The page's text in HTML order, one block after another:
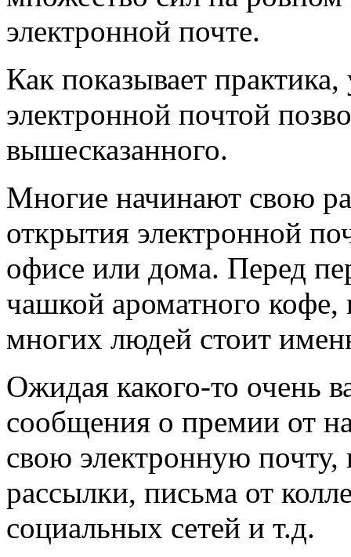
электронной почте.
Как показывает
электронной почтой
вышесказанного.
Многие начинают свою
открытия электронной
офисе или дома. Перед
чашкой ароматного кофе,
многих людей стоит
Ожидая какого-то очень
сообщения о премии от
свою электронную
рассылки, письма от
социальных сетей и т.д.